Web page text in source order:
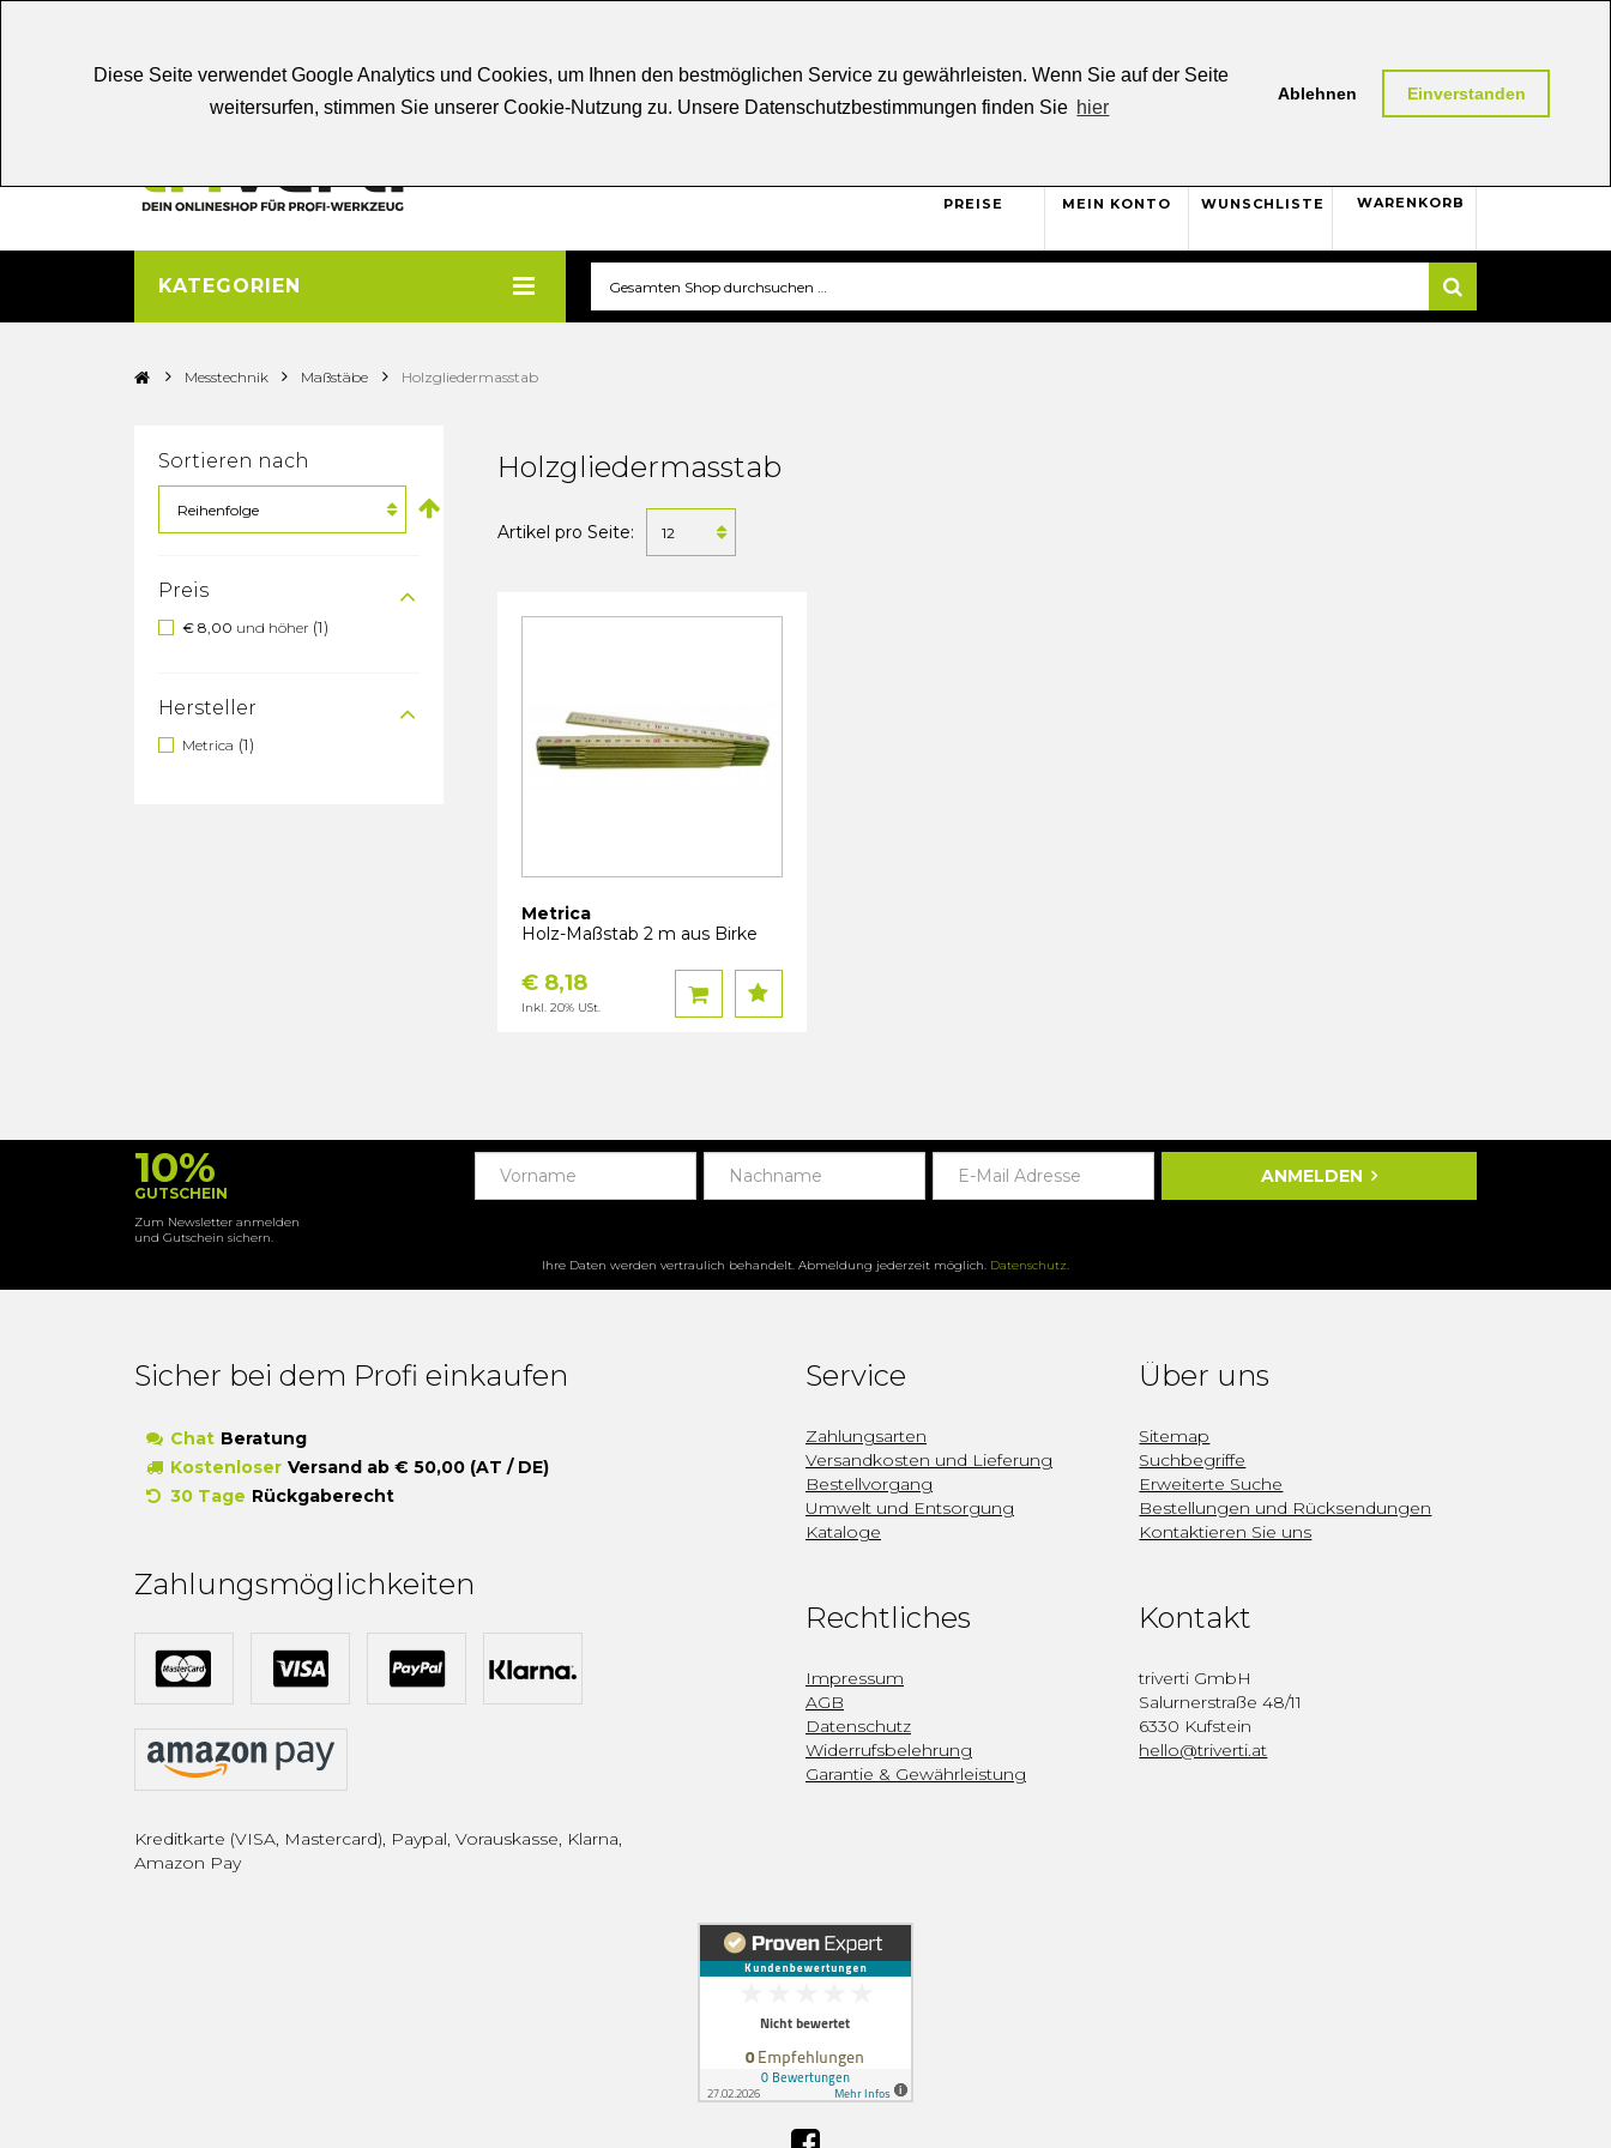
Diese Seite verwendet Google Analytics und Cookies, um Ihnen den bestmöglichen Service zu gewährleisten. Wenn Sie auf der Seite
weitersurfen, stimmen Sie unserer Cookie-Nutzung zu. Unsere Datenschutzbestimmungen finden Sie hier
Ablehnen Einverstanden
Rückgaberecht
PREISE MEIN KONTO WUNSCHLISTE WARENKORB
0
KATEGORIEN
> Messtechnik > Maßstäbe > Holzgliedermasstab
Sortieren nach
Preis
€ 8,00 und höher (1)
Hersteller
Metrica (1)
Holzgliedermasstab
Artikel pro Seite:
Metrica
Holz-Maßstab 2 m aus Birke
€ 8,18
Inkl. 20% USt.
10%
GUTSCHEIN
Zum Newsletter anmelden
und Gutschein sichern.
ANMELDEN
Ihre Daten werden vertraulich behandelt. Abmeldung jederzeit möglich. Datenschutz.
Sicher bei dem Profi einkaufen
Chat Beratung
Kostenloser Versand ab € 50,00 (AT / DE)
30 Tage Rückgaberecht
Zahlungsmöglichkeiten
Kreditkarte (VISA, Mastercard), Paypal, Vorauskasse, Klarna,
Amazon Pay
Service
Zahlungsarten
Versandkosten und Lieferung
Bestellvorgang
Umwelt und Entsorgung
Kataloge
Über uns
Sitemap
Suchbegriffe
Erweiterte Suche
Bestellungen und Rücksendungen
Kontaktieren Sie uns
Rechtliches
Impressum
AGB
Datenschutz
Widerrufsbelehrung
Garantie & Gewährleistung
Kontakt
triverti GmbH
Salurnerstraße 48/11
6330 Kufstein
hello@triverti.at